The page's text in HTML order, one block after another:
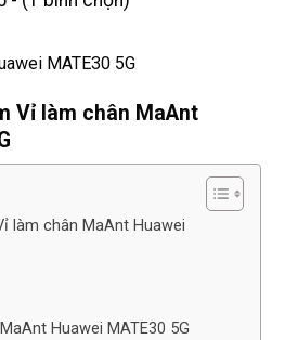
MATE30 5G
Vỉ làm chân MaAnt
làm chân MaAnt Huawei
Huawei MATE30 5G